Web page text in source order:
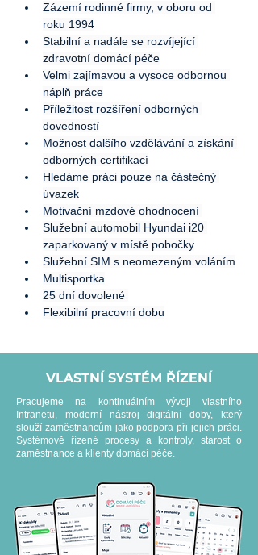
Zázemí rodinné firmy, v oboru od
roku 1994
Stabilní a nadále se rozvíjející
zdravotní domácí péče
Velmi zajímavou a vysoce odbornou
náplň práce
Příležitost rozšíření odborných
dovedností
Možnost dalšího vzdělávání a získání
odborných certifikací
Hledáme práci pouze na částečný
úvazek
Motivační mzdové ohodnocení
Služební automobil Hyundai i20
zaparkovaný v místě pobočky
Služební SIM s neomezeným voláním
Multisportka
25 dní dovolené
Flexibilní pracovní dobu
VLASTNÍ SYSTÉM ŘÍZENÍ
Pracujeme na kontinuálním vývoji vlastního
Intranetu, moderní nástroj digitální doby, který
slouží zaměstnancům jako podpora při jejich práci.
Systémově řízené procesy a kontroly, starost o
zaměstnance a klienty domácí péče.